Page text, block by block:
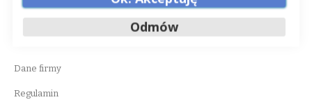
WAŻNE INFORMACJE
Dane firmy
Regulamin
Odmów